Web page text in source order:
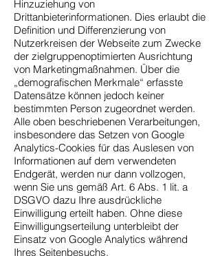
Hinzuziehung von
Drittanbieterinformationen. Dies erlaubt die
Definition und Differenzierung von
Nutzerkreisen der Webseite zum Zwecke
der zielgruppenoptimierten Ausrichtung
von Marketingmaßnahmen. Über die
„demografischen Merkmale“ erfasste
Datensätze können jedoch keiner
bestimmten Person zugeordnet werden.
Alle oben beschriebenen Verarbeitungen,
insbesondere das Setzen von Google
Analytics-Cookies für das Auslesen von
Informationen auf dem verwendeten
Endgerät, werden nur dann vollzogen,
wenn Sie uns gemäß Art. 6 Abs. 1 lit. a
DSGVO dazu Ihre ausdrückliche
Einwilligung erteilt haben. Ohne diese
Einwilligungserteilung unterbleibt der
Einsatz von Google Analytics während
Ihres Seitenbesuchs.